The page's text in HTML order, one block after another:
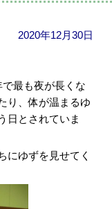
2020年12月30日
最も夜が長くな
り、体が温まるゆ
日とされていま
にゆずを見せてく